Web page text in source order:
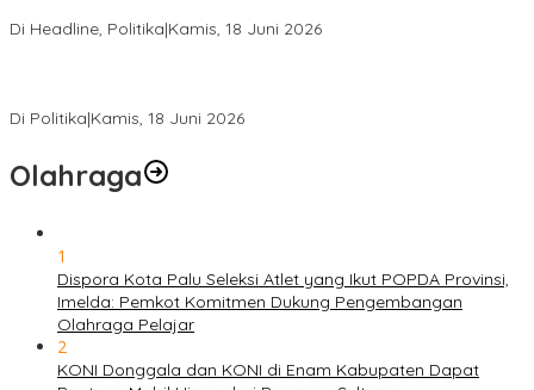
Di Headline, Politika|Kamis, 18 Juni 2026
Di Politika|Kamis, 18 Juni 2026
Olahraga
1
Dispora Kota Palu Seleksi Atlet yang Ikut POPDA Provinsi,
Imelda: Pemkot Komitmen Dukung Pengembangan
Olahraga Pelajar
2
KONI Donggala dan KONI di Enam Kabupaten Dapat